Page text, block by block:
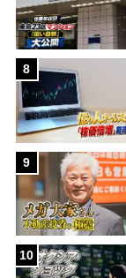
8
9
10